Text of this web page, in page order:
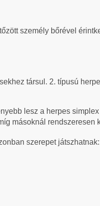
személy bőrével
társul. 2. típusú
lesz a herpes
másoknál rendszeresen
szerepet játszhatnak: